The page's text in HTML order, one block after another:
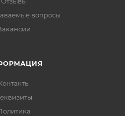
вопросы